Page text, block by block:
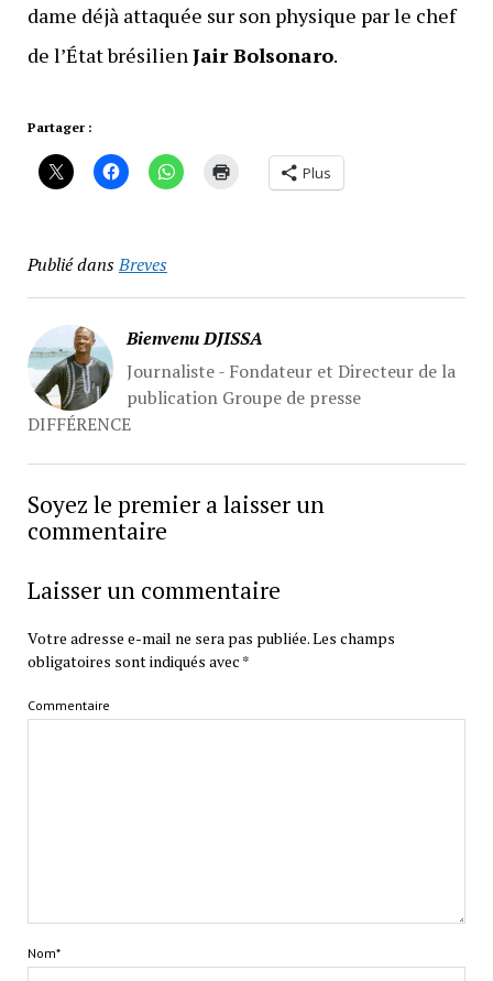
dame déjà attaquée sur son physique par le chef
de l’État brésilien Jair Bolsonaro.
Partager :
Plus
Publié dansBreves
Bienvenu DJISSA
Journaliste - Fondateur et Directeur de la
publication Groupe de presse
DIFFÉRENCE
Soyez le premier a laisser un
commentaire
Laisser un commentaire
Votre adresse e-mail ne sera pas publiée.Les champs
obligatoires sont indiqués avec *
Commentaire
Nom*